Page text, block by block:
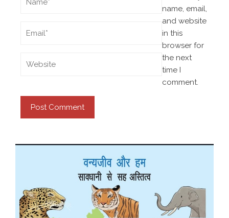
name, email,
and website
in this
browser for
the next
time I
comment.